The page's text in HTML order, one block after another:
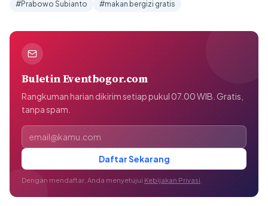
#Prabowo Subianto
#makan bergizi gratis
Buletin Eventbogor.com
Rangkuman harian dikirim setiap pukul 07.00 WIB. Gratis,
tanpa spam.
Alamat email
Daftar Sekarang
Dengan mendaftar, Anda menyetujui Kebijakan Privasi